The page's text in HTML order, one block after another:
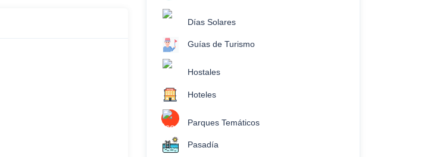
Días Solares
Guías de Turismo
Hostales
Hoteles
Parques Temáticos
Pasadía